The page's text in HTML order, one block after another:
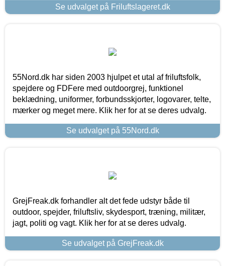
Se udvalget på Friluftslageret.dk
55Nord.dk har siden 2003 hjulpet et utal af friluftsfolk,
spejdere og FDFere med outdoorgrej, funktionel
beklædning, uniformer, forbundsskjorter, logovarer, telte,
mærker og meget mere. Klik her for at se deres udvalg.
Se udvalget på 55Nord.dk
GrejFreak.dk forhandler alt det fede udstyr både til
outdoor, spejder, friluftsliv, skydesport, træning, militær,
jagt, politi og vagt. Klik her for at se deres udvalg.
Se udvalget på GrejFreak.dk